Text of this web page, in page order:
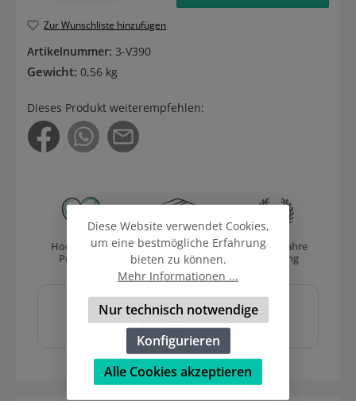
Zur Wunschliste hinzufügen
Artikelnummer: 3-V390
Gewicht: 0,56 kg
Dieses Produkt weiterempfehlen:
Hochwertige
Produkte
Versand
mit DHL
Über 40 Jahre
Erfahrung
bezahlen mit
Diese Website verwendet Cookies,
um eine bestmögliche Erfahrung
bieten zu können.
Mehr Informationen ...
Nur technisch notwendige
Konfigurieren
Alle Cookies akzeptieren